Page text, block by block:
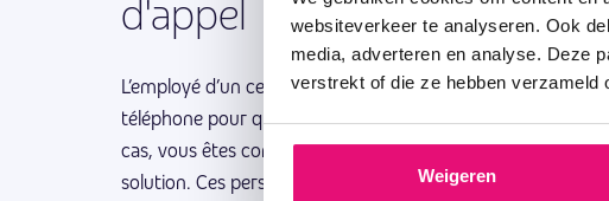
websiteverkeer te analyseren. Ook
media, adverteren en analyse. Deze
verstrekt of die ze hebben
Weigeren
d'appel
L’employé d’un centre de vente ou d’un centre d’appel
téléphone pour qu’ils achètent un produit ou un service.
cas, vous êtes contacté par le client et vous pouvez lui
solution. Ces personnes ont toutes eu des contacts